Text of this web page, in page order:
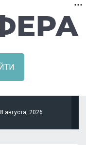
8 августа, 2026